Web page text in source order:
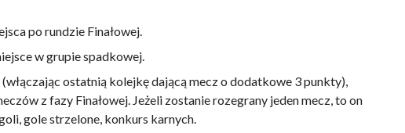
po rundzie Finałowej.
w grupie spadkowej.
ostatnią kolejkę dającą mecz o dodatkowe 3 punkty),
z fazy Finałowej. Jeżeli zostanie rozegrany jeden mecz, to on
gole strzelone, konkurs karnych.